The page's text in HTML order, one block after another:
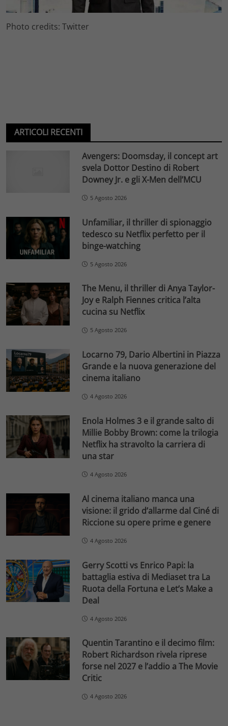
Photo credits: Twitter
ARTICOLI RECENTI
Avengers: Doomsday, il concept art
svela Dottor Destino di Robert
Downey Jr. e gli X-Men dell’MCU
5 Agosto 2026
Unfamiliar, il thriller di spionaggio
tedesco su Netflix perfetto per il
binge-watching
5 Agosto 2026
The Menu, il thriller di Anya Taylor-
Joy e Ralph Fiennes critica l’alta
cucina su Netflix
5 Agosto 2026
Locarno 79, Dario Albertini in Piazza
Grande e la nuova generazione del
cinema italiano
4 Agosto 2026
Enola Holmes 3 e il grande salto di
Millie Bobby Brown: come la trilogia
Netflix ha stravolto la carriera di
una star
4 Agosto 2026
Al cinema italiano manca una
visione: il grido d’allarme dal Ciné di
Riccione su opere prime e genere
4 Agosto 2026
Gerry Scotti vs Enrico Papi: la
battaglia estiva di Mediaset tra La
Ruota della Fortuna e Let’s Make a
Deal
4 Agosto 2026
Quentin Tarantino e il decimo film:
Robert Richardson rivela riprese
forse nel 2027 e l’addio a The Movie
Critic
4 Agosto 2026